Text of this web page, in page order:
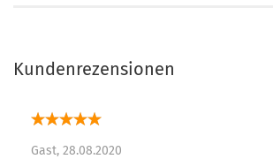
Kundenrezensionen
Gast, 28.08.2020